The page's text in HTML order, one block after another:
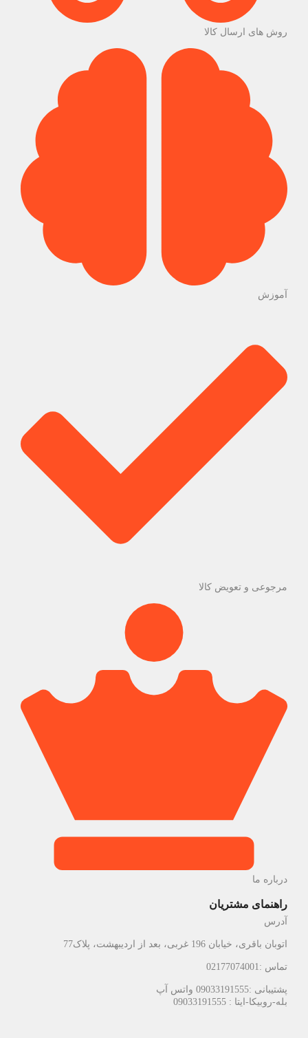
روش های ارسال کالا
آموزش
مرجوعی و تعویض کالا
درباره ما
راهنمای مشتریان
آدرس
اتوبان باقری، خیابان 196 غربی، بعد از اردیبهشت، پلاک77
تماس :02177074001
پشتیبانی :09033191555 واتس آپ
بله-روبیکا-ایتا : 09033191555